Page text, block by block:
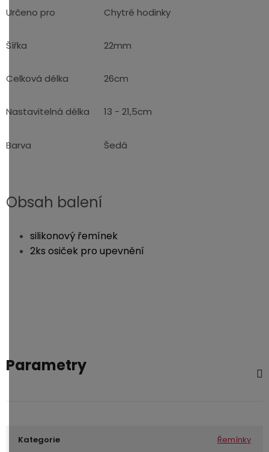
Určeno pro Chytré hodinky
Šířka 22mm
Celková délka 26cm
Nastavitelná délka 13 - 21,5cm
Barva Šedá
Obsah balení
silikonový řemínek
2ks osiček pro upevnění
Parametry
Kategorie Řemínky